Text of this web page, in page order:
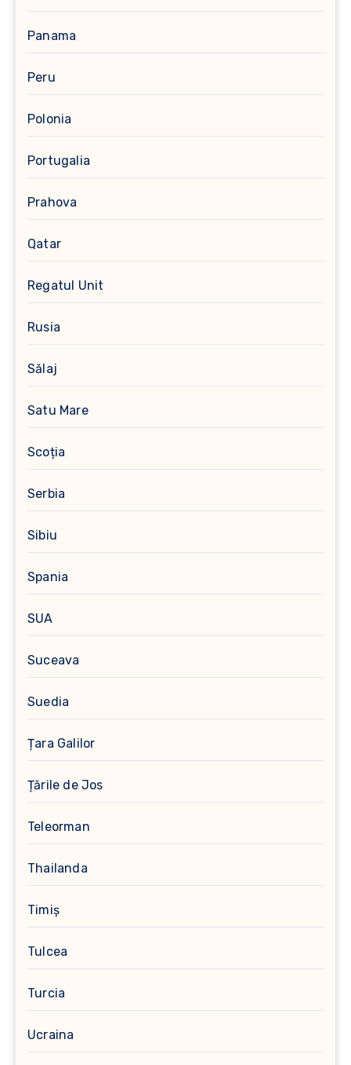
Panama
Peru
Polonia
Portugalia
Prahova
Qatar
Regatul Unit
Rusia
Sălaj
Satu Mare
Scoția
Serbia
Sibiu
Spania
SUA
Suceava
Suedia
Țara Galilor
Țările de Jos
Teleorman
Thailanda
Timiș
Tulcea
Turcia
Ucraina